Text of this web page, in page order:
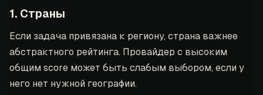
1. Страны
Если задача привязана к региону, страна важнее
абстрактного рейтинга. Провайдер с высоким
общим score может быть слабым выбором, если у
него нет нужной географии.